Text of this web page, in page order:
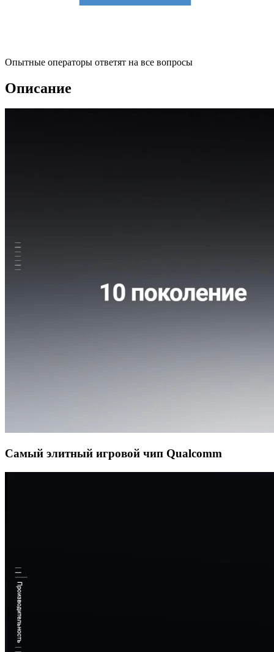
Опытные операторы ответят на все вопросы
Описание
Самый элитный игровой чип Qualcomm